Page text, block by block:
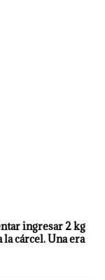
ingresar 2 kg
cárcel. Una era